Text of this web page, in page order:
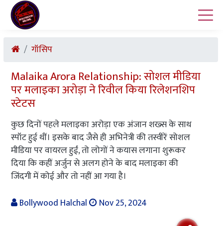
गॉसिप
Malaika Arora Relationship: सोशल मीडिया
पर मलाइका अरोड़ा ने रिवील किया रिलेशनशिप
स्टेटस
कुछ दिनों पहले मलाइका अरोड़ा एक अंजान शख्स के साथ
स्पॉट हुई थीं। इसके बाद जैसे ही अभिनेत्री की तस्वीरें सोशल
मीडिया पर वायरल हुईं, तो लोगों ने कयास लगाना शुरूकर
दिया कि कहीं अर्जुन से अलग होने के बाद मलाइका की
जिंदगी में कोई और तो नहीं आ गया है।
Bollywood Halchal
Nov 25, 2024